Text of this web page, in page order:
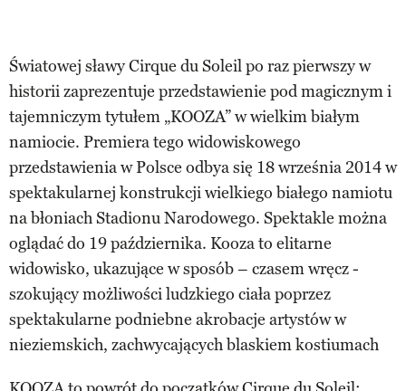
Światowej sławy Cirque du Soleil po raz pierwszy w
historii zaprezentuje przedstawienie pod magicznym i
tajemniczym tytułem „KOOZA” w wielkim białym
namiocie. Premiera tego widowiskowego
przedstawienia w Polsce odbya się 18 września 2014 w
spektakularnej konstrukcji wielkiego białego namiotu
na błoniach Stadionu Narodowego. Spektakle można
oglądać do 19 października. Kooza to elitarne
widowisko, ukazujące w sposób – czasem wręcz -
szokujący możliwości ludzkiego ciała poprzez
spektakularne podniebne akrobacje artystów w
nieziemskich, zachwycających blaskiem kostiumach